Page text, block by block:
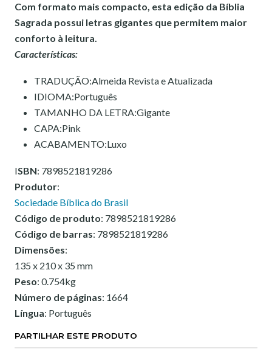
Com formato mais compacto, esta edição da Bíblia
Sagrada possui letras gigantes que permitem maior
conforto à leitura.
Características:
TRADUÇÃO:Almeida Revista e Atualizada
IDIOMA:Português
TAMANHO DA LETRA:Gigante
CAPA:Pink
ACABAMENTO:Luxo
ISBN: 7898521819286
Produtor:
Sociedade Bíblica do Brasil
Código de produto: 7898521819286
Código de barras: 7898521819286
Dimensões:
135 x 210 x 35 mm
Peso: 0.754kg
Número de páginas: 1664
Língua: Português
PARTILHAR ESTE PRODUTO